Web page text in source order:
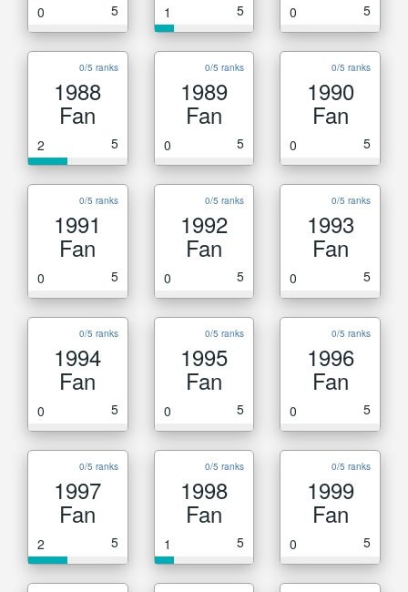
0 5 1 5 0 5
0/5 ranks
1988
Fan
2 5
0/5 ranks
1989
Fan
0 5
0/5 ranks
1990
Fan
0 5
0/5 ranks
1991
Fan
0 5
0/5 ranks
1992
Fan
0 5
0/5 ranks
1993
Fan
0 5
0/5 ranks
1994
Fan
0 5
0/5 ranks
1995
Fan
0 5
0/5 ranks
1996
Fan
0 5
0/5 ranks
1997
Fan
2 5
0/5 ranks
1998
Fan
1 5
0/5 ranks
1999
Fan
0 5